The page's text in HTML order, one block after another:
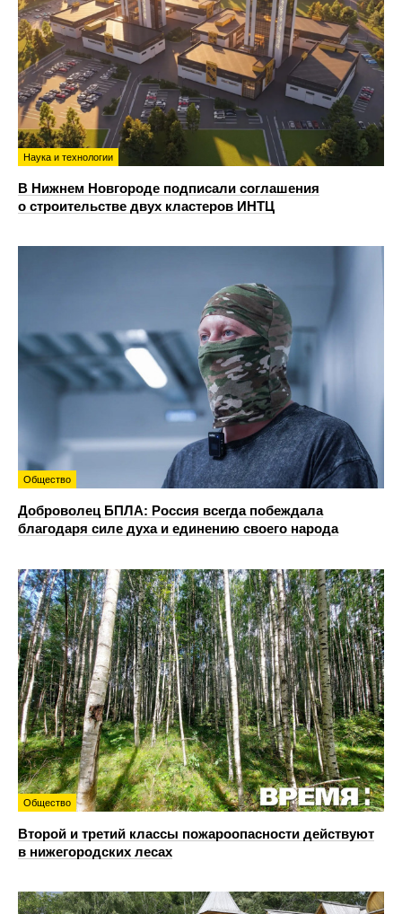
Наука и технологии
В Нижнем Новгороде подписали соглашения
о строительстве двух кластеров ИНТЦ
Общество
Доброволец БПЛА: Россия всегда побеждала
благодаря силе духа и единению своего народа
Общество
Второй и третий классы пожароопасности действуют
в нижегородских лесах